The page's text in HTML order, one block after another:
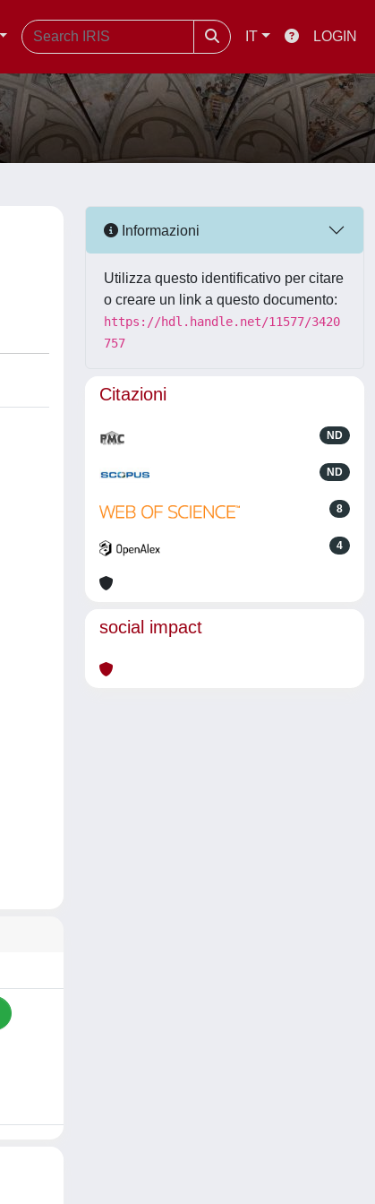
IT LOGIN
Informazioni
Utilizza questo identificativo per citare
o creare un link a questo documento:
https://hdl.handle.net/11577/3420
757
Citazioni
ND
ND
8
4
social impact